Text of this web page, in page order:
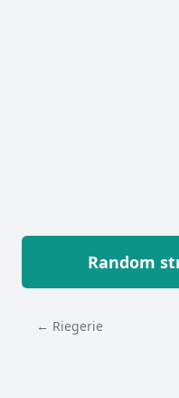
Random
← Riegerie